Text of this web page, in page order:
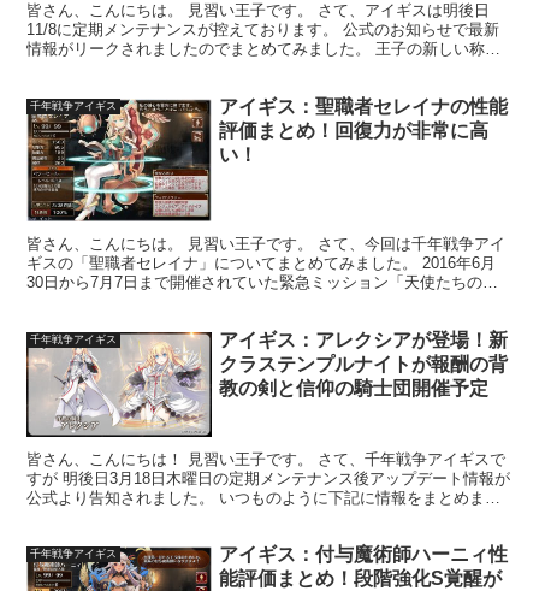
皆さん、こんにちは。 見習い王子です。 さて、アイギスは明後日
11/8に定期メンテナンスが控えております。 公式のお知らせで最新
情報がリークされましたのでまとめてみました。 王子の新しい称号
千年戦争アイギス
アイギス：聖職者セレイナの性能
評価まとめ！回復力が非常に高
い！
皆さん、こんにちは。 見習い王子です。 さて、今回は千年戦争アイ
ギスの「聖職者セレイナ」についてまとめてみました。 2016年6月
30日から7月7日まで開催されていた緊急ミッション「天使たちの陰
千年戦争アイギス
アイギス：アレクシアが登場！新
クラステンプルナイトが報酬の背
教の剣と信仰の騎士団開催予定
皆さん、こんにちは！ 見習い王子です。 さて、千年戦争アイギスで
すが 明後日3月18日木曜日の定期メンテナンス後アップデート情報が
公式より告知されました。 いつものように下記に情報をまとめまし
千年戦争アイギス
アイギス：付与魔術師ハーニィ性
能評価まとめ！段階強化S覚醒が